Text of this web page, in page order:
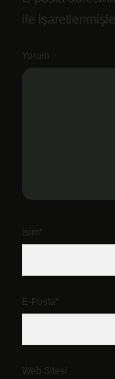
ile
Yorum
İsim*
E-Posta*
Web Sitesi